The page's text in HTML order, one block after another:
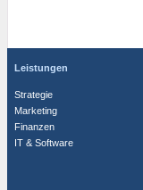
Leistungen
Strategie
Marketing
Finanzen
IT & Software